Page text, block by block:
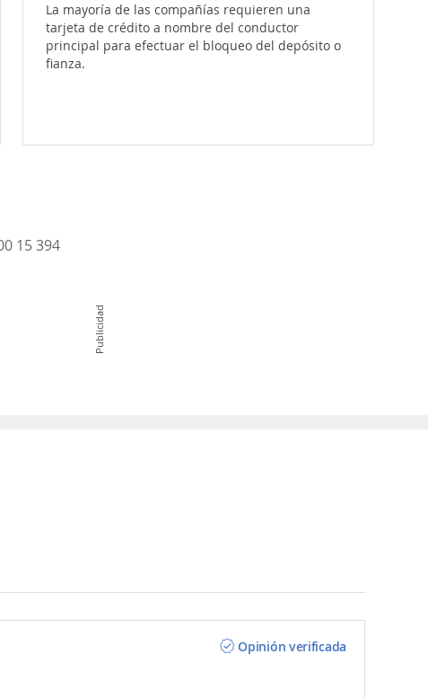
La mayoría de las compañías requieren una
tarjeta de crédito a nombre del conductor
principal para efectuar el bloqueo del depósito o
fianza.
15 394
Publicidad
Opinión verificada